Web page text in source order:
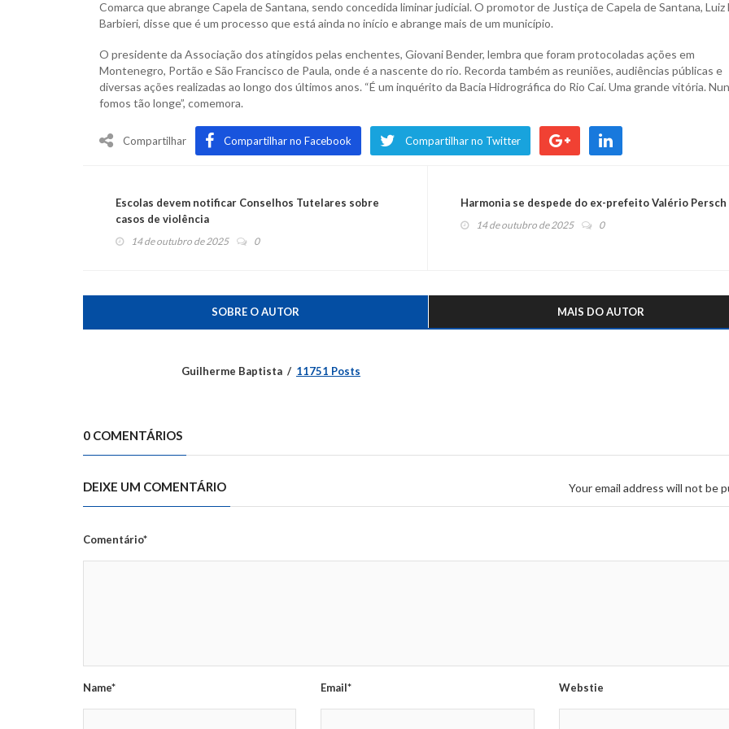
Comarca que abrange Capela de Santana, sendo concedida liminar judicial. O promotor de Justiça de Capela de Santana, Luiz
Barbieri, disse que é um processo que está ainda no início e abrange mais de um município.
O presidente da Associação dos atingidos pelas enchentes, Giovani Bender, lembra que foram protocoladas ações em
Montenegro, Portão e São Francisco de Paula, onde é a nascente do rio. Recorda também as reuniões, audiências públicas e
diversas ações realizadas ao longo dos últimos anos. “É um inquérito da Bacia Hidrográfica do Rio Caí. Uma grande vitória.
fomos tão longe”, comemora.
Compartilhar Compartilhar no Facebook Compartilhar no Twitter
Escolas devem notificar Conselhos Tutelares sobre
casos de violência
14 de outubro de 2025 0
Harmonia se despede do ex-prefeito Valério Persch
14 de outubro de 2025 0
SOBRE O AUTOR MAIS DO AUTOR
Guilherme Baptista 11751 Posts
0 COMENTÁRIOS
DEIXE UM COMENTÁRIO Your email address will not be
Comentário*
Name* Email* Webstie